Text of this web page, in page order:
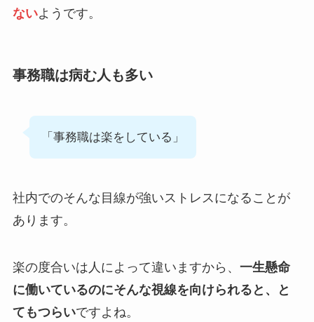
ないようです。
事務職は病む人も多い
「事務職は楽をしている」
社内でのそんな目線が強いストレスになることが
あります。
楽の度合いは人によって違いますから、 一生懸命
に働いているのにそんな視線を向けられると、と
てもつらいですよね。